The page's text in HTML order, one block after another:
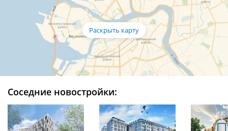
Соседние новостройки: